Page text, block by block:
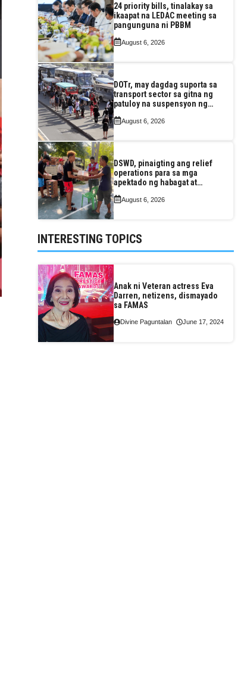
24 priority bills, tinalakay sa
ikaapat na LEDAC meeting sa
pangunguna ni PBBM
August 6, 2026
DOTr, may dagdag suporta sa
transport sector sa gitna ng
patuloy na suspensyon ng
August 6, 2026
DSWD, pinaigting ang relief
operations para sa mga
apektado ng habagat at
August 6, 2026
INTERESTING TOPICS
Anak ni Veteran actress Eva
Darren, netizens, dismayado
sa FAMAS
Divine Paguntalan June 17, 2024